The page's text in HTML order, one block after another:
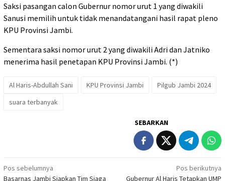
Saksi pasangan calon Gubernur nomor urut 1 yang diwakili
Sanusi memilih untuk tidak menandatangani hasil rapat pleno
KPU Provinsi Jambi.
Sementara saksi nomor urut 2 yang diwakili Adri dan Jatniko
menerima hasil penetapan KPU Provinsi Jambi. (*)
Al Haris-Abdullah Sani KPU Provinsi Jambi
Pilgub Jambi 2024
suara terbanyak
SEBARKAN
Navigasi
Pos sebelumnya
Basarnas Jambi Siapkan Tim Siaga
Pos berikutnya
Gubernur Al Haris Tetapkan UMP